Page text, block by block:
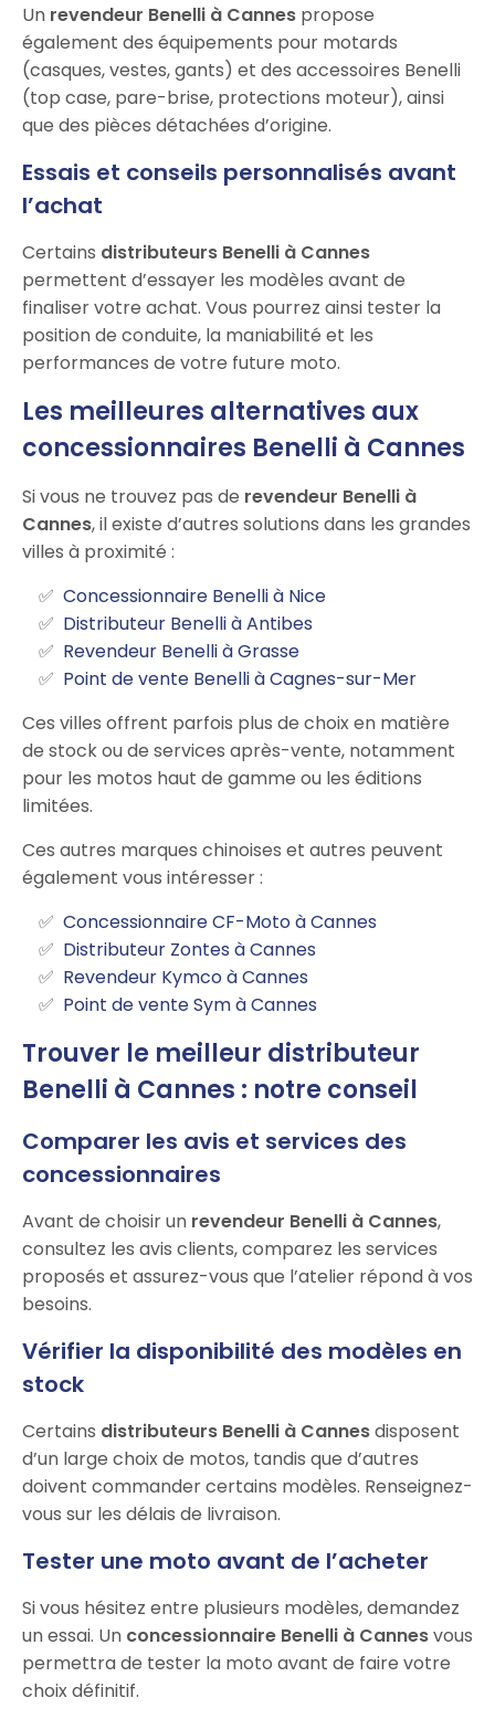
Un revendeur Benelli à Cannes propose
également des équipements pour motards
(casques, vestes, gants) et des accessoires Benelli
(top case, pare-brise, protections moteur), ainsi
que des pièces détachées d’origine.
Essais et conseils personnalisés avant
l’achat
Certains distributeurs Benelli à Cannes
permettent d’essayer les modèles avant de
finaliser votre achat. Vous pourrez ainsi tester la
position de conduite, la maniabilité et les
performances de votre future moto.
Les meilleures alternatives aux
concessionnaires Benelli à Cannes
Si vous ne trouvez pas de revendeur Benelli à
Cannes, il existe d’autres solutions dans les grandes
villes à proximité :
Concessionnaire Benelli à Nice
Distributeur Benelli à Antibes
Revendeur Benelli à Grasse
Point de vente Benelli à Cagnes-sur-Mer
Ces villes offrent parfois plus de choix en matière
de stock ou de services après-vente, notamment
pour les motos haut de gamme ou les éditions
limitées.
Ces autres marques chinoises et autres peuvent
également vous intéresser :
Concessionnaire CF-Moto à Cannes
Distributeur Zontes à Cannes
Revendeur Kymco à Cannes
Point de vente Sym à Cannes
Trouver le meilleur distributeur
Benelli à Cannes : notre conseil
Comparer les avis et services des
concessionnaires
Avant de choisir un revendeur Benelli à Cannes,
consultez les avis clients, comparez les services
proposés et assurez-vous que l’atelier répond à vos
besoins.
Vérifier la disponibilité des modèles en
stock
Certains distributeurs Benelli à Cannesdisposent
d’un large choix de motos, tandis que d’autres
doivent commander certains modèles. Renseignez-
vous sur les délais de livraison.
Tester une moto avant de l’acheter
Si vous hésitez entre plusieurs modèles, demandez
un essai. Un concessionnaire Benelli à Cannesvous
permettra de tester la moto avant de faire votre
choix définitif.